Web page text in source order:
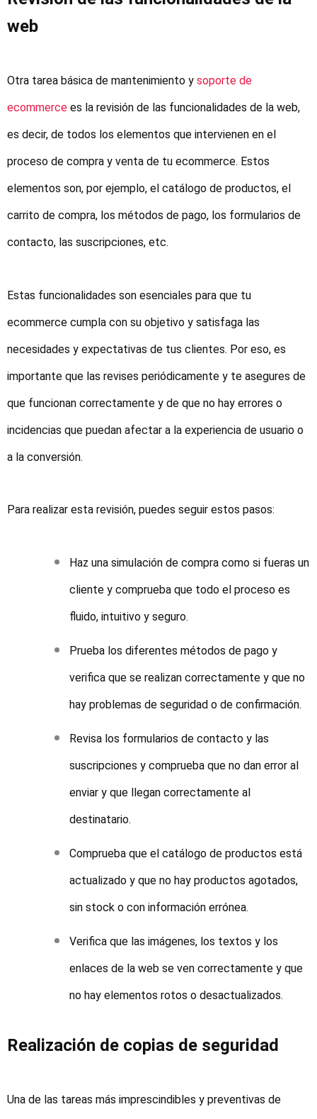
web
Otra tarea básica de mantenimiento y soporte de
ecommerce es la revisión de las funcionalidades de la web,
es decir, de todos los elementos que intervienen en el
proceso de compra y venta de tu ecommerce. Estos
elementos son, por ejemplo, el catálogo de productos, el
carrito de compra, los métodos de pago, los formularios de
contacto, las suscripciones, etc.
Estas funcionalidades son esenciales para que tu
ecommerce cumpla con su objetivo y satisfaga las
necesidades y expectativas de tus clientes. Por eso, es
importante que las revises periódicamente y te asegures de
que funcionan correctamente y de que no hay errores o
incidencias que puedan afectar a la experiencia de usuario o
a la conversión.
Para realizar esta revisión, puedes seguir estos pasos:
Haz una simulación de compra como si fueras un
cliente y comprueba que todo el proceso es
fluido, intuitivo y seguro.
Prueba los diferentes métodos de pago y
verifica que se realizan correctamente y que no
hay problemas de seguridad o de confirmación.
Revisa los formularios de contacto y las
suscripciones y comprueba que no dan error al
enviar y que llegan correctamente al
destinatario.
Comprueba que el catálogo de productos está
actualizado y que no hay productos agotados,
sin stock o con información errónea.
Verifica que las imágenes, los textos y los
enlaces de la web se ven correctamente y que
no hay elementos rotos o desactualizados.
Realización de copias de seguridad
Una de las tareas más imprescindibles y preventivas de